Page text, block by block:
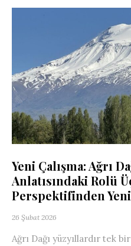
Yeni Çalışma: Ağrı
Anlatısındaki Rolü
Perspektifinden
26 Şubat 2026
Ağrı Dağı yüzyıllardır tek